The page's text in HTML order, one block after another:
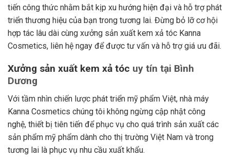
tiến công thức nhằm bắt kịp xu hướng hiện đại và hỗ trợ phát
triển thương hiệu của bạn trong tương lai. Đừng bỏ lỡ cơ hội
hợp tác lâu dài cùng xưởng sản xuất kem xả tóc Kanna
Cosmetics, liên hệ ngay để được tư vấn và hỗ trợ giá ưu đãi.
Xưởng sản xuất kem xả tóc uy tín tại Bình
Dương
Với tầm nhìn chiến lược phát triển mỹ phẩm Việt, nhà máy
Kanna Cosmetics chúng tôi không ngừng cập nhật công
nghệ, thiết bị tiên tiến để phục vụ cho quá trình sản xuất các
sản phẩm mỹ phẩm dành cho thị trường Việt Nam và trong
tương lai là phục vụ nhu cầu xuất khẩu.